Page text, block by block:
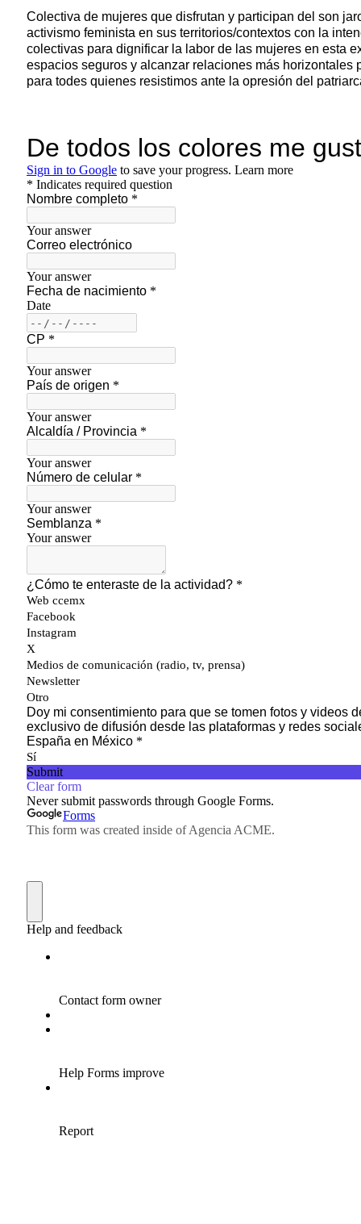
Colectiva de mujeres que disfrutan y participan del son
activismo feminista en sus territorios/contextos con la
colectivas para dignificar la labor de las mujeres en esta
espacios seguros y alcanzar relaciones más horizontales
para todes quienes resistimos ante la opresión del